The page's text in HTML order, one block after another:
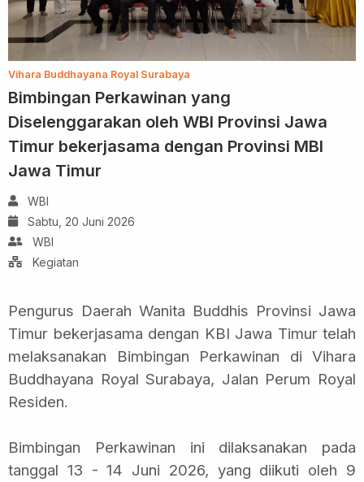
Vihara Buddhayana Royal Surabaya
Bimbingan Perkawinan yang
Diselenggarakan oleh WBI Provinsi Jawa
Timur bekerjasama dengan Provinsi MBI
Jawa Timur
WBI
Sabtu, 20 Juni 2026
WBI
Kegiatan
Pengurus Daerah Wanita Buddhis Provinsi Jawa
Timur bekerjasama dengan KBI Jawa Timur telah
melaksanakan Bimbingan Perkawinan di Vihara
Buddhayana Royal Surabaya, Jalan Perum Royal
Residen.
Bimbingan Perkawinan ini dilaksanakan pada
tanggal 13 - 14 Juni 2026, yang diikuti oleh 9